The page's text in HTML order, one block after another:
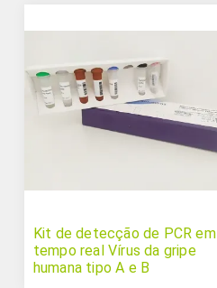
Kit de detecção de PCR em
tempo real Vírus da gripe
humana tipo A e B